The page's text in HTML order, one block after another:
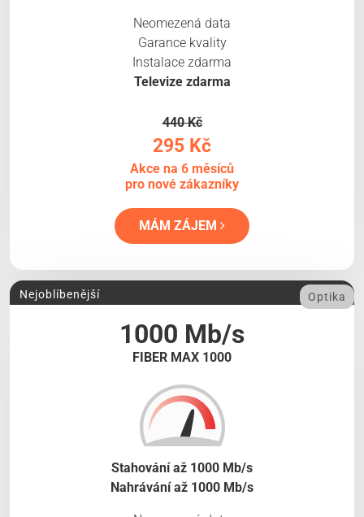
Neomezená data
Garance kvality
Instalace zdarma
Televize zdarma
440 Kč
295 Kč
Akce na 6 měsíců
pro nové zákazníky
MÁM ZÁJEM
1000 Mb/s
FIBER MAX 1000
Nejoblíbenější Optika
Stahování až 1000 Mb/s
Nahrávání až 1000 Mb/s